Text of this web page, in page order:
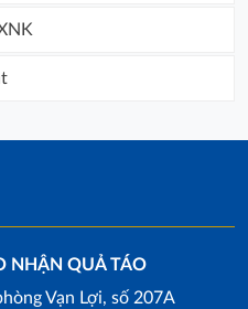
NHẬN QUẢ TÁO
Vạn Lợi, số 207A